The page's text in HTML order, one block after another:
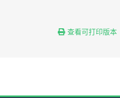
查看可打印版本